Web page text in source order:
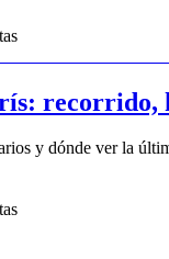
y dónde ver la